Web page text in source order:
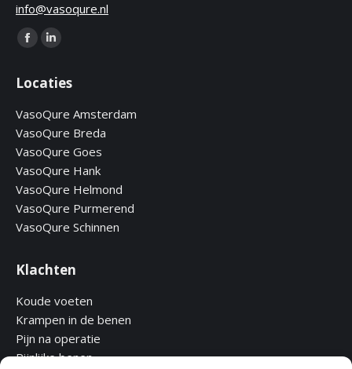
info@vasoqure.nl
Find us on:
Facebook
opens
new
window
Linkedin
opens
in
new
window
Locaties
VasoQure Amsterdam
VasoQure Breda
VasoQure Goes
VasoQure Hank
VasoQure Helmond
VasoQure Purmerend
VasoQure Schinnen
Klachten
Koude voeten
Krampen in de benen
Pijn na operatie
Pijnlijke benen